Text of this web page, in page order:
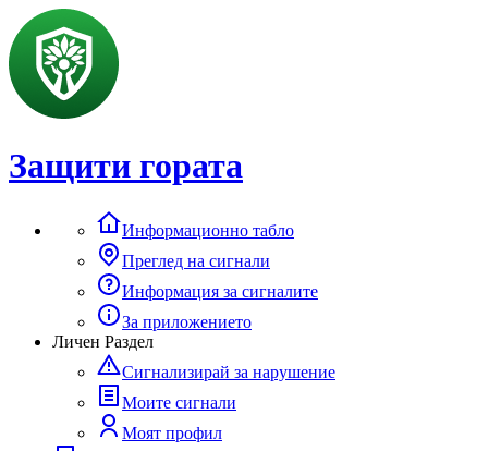
Защити гората
Информационно табло
Преглед на сигнали
Информация за сигналите
За приложението
Личен Раздел
Сигнализирай за нарушение
Моите сигнали
Моят профил